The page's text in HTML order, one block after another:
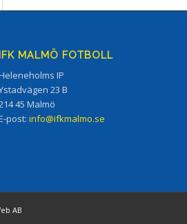
IFK MALMÖ FOTBOLL
IP
23 B
45 Malmö
post:info@ifkmalmo.se
AB